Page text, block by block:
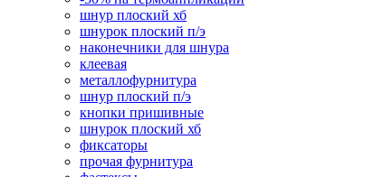
шнур плоский хб
шнурок плоский п/э
наконечники для шнура
клеевая
металлофурнитура
шнур плоский п/э
кнопки пришивные
шнурок плоский хб
фиксаторы
прочая фурнитура